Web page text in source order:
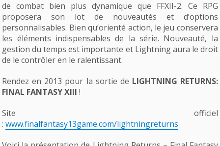
de combat bien plus dynamique que FFXII-2. Ce RPG
proposera son lot de nouveautés et d’options
personnalisables. Bien qu’orienté action, le jeu conservera
les éléments indispensables de la série. Nouveauté, la
gestion du temps est importante et Lightning aura le droit
de le contrôler en le ralentissant.
Rendez en 2013 pour la sortie de LIGHTNING RETURNS:
FINAL FANTASY XIII !
Site officiel
:www.finalfantasy13game.com/lightningreturns